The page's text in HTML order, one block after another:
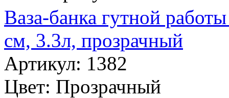
Ваза-банка гутной
см, 3.3л, прозрачный
Артикул: 1382
Цвет: Прозрачный